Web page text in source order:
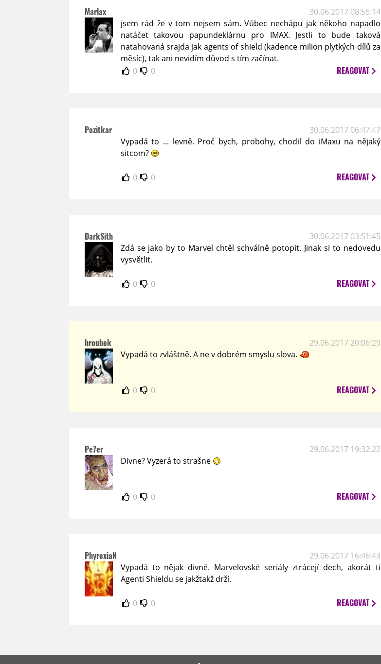
Marlax
30.06.2017 08:55:14
jsem rád že v tom nejsem sám. Vůbec nechápu jak někoho napadlo
natáčet takovou papundeklárnu pro IMAX. Jestli to bude taková
natahovaná srajda jak agents of shield (kadence milion plytkých dílů za
měsíc), tak ani nevidím důvod s tím začínat.
0
0 REAGOVAT
Pozitkar
30.06.2017 06:47:47
Vypadá to ... levně. Proč bych, probohy, chodil do iMaxu na nějaký
sitcom?
0 0 REAGOVAT
DarkSith
30.06.2017 03:51:45
Zdá se jako by to Marvel chtěl schválně potopit. Jinak si to nedovedu
vysvětlit.
0 0 REAGOVAT
hroubek
29.06.2017 20:06:29
Vypadá to zvláštně. A ne v dobrém smyslu slova.
0 0 REAGOVAT
Pe7er
29.06.2017 19:32:22
Divne? Vyzerá to strašne
0 0 REAGOVAT
PhyrexiaN
29.06.2017 16:46:43
Vypadá to nějak divně. Marvelovské seriály ztrácejí dech, akorát ti
Agenti Shieldu se jakžtakž drží.
0 0 REAGOVAT